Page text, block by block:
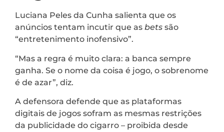
Luciana Peles da Cunha salienta que os
anúncios tentam incutir que as bets são
“entretenimento inofensivo”.
“Mas a regra é muito clara: a banca sempre
ganha. Se o nome da coisa é jogo, o sobrenome
é de azar”, diz.
A defensora defende que as plataformas
digitais de jogos sofram as mesmas restrições
da publicidade do cigarro – proibida desde